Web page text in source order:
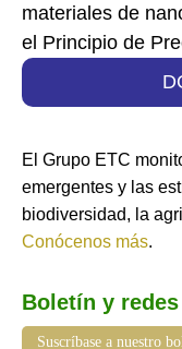
materiales de
el Principio de
El Grupo ETC
emergentes y las
biodiversidad, la
Conócenos más.
Boletín y
Suscríbase a nuestro